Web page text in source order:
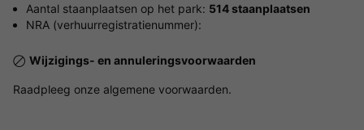
Aantal staanplaatsen op het park: 514 staanplaatsen
NRA (verhuurregistratienummer):
Wijzigings- en annuleringsvoorwaarden
Raadpleeg onze algemene voorwaarden.